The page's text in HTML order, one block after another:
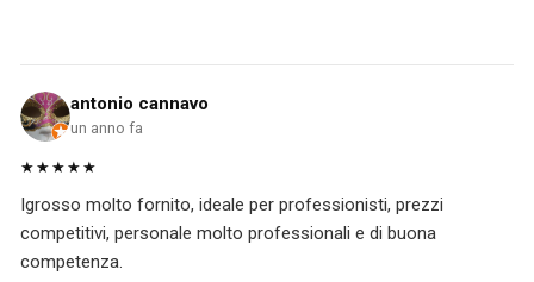
antonio cannavo
un anno fa
★★★★★
Igrosso molto fornito, ideale per professionisti, prezzi
competitivi, personale molto professionali e di buona
competenza.